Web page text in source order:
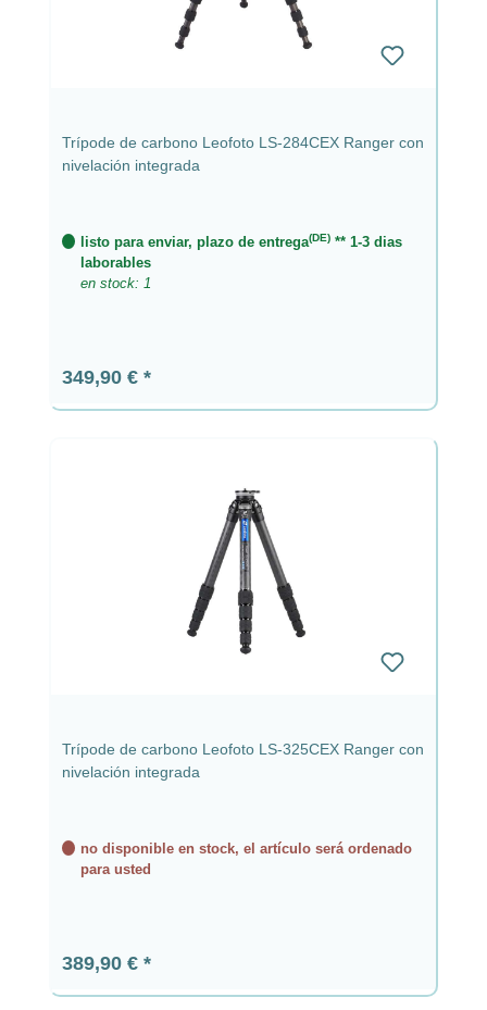
Trípode de carbono Leofoto LS-284CEX Ranger con
nivelación integrada
listo para enviar, plazo de entrega(DE) ** 1-3 dias
laborables
en stock: 1
Precio normal:
349,90 €
Trípode de carbono Leofoto LS-325CEX Ranger con
nivelación integrada
no disponible en stock, el artículo será ordenado
para usted
Precio normal:
389,90 €